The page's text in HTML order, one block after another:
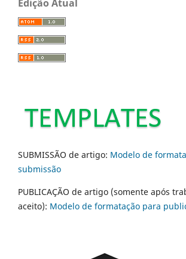
Edição Atual
SUBMISSÃO de artigo: Modelo de
submissão
PUBLICAÇÃO de artigo (somente após
aceito): Modelo de formatação para